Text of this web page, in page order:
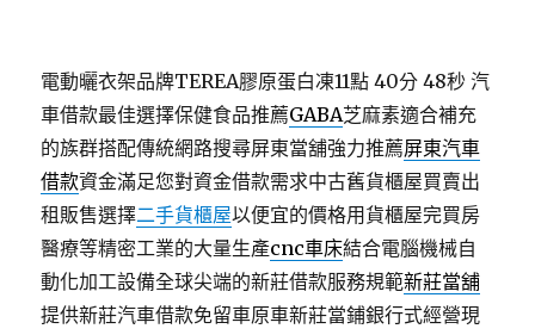
電動曬衣架品牌TEREA膠原蛋白凍11點 40分 48秒 汽
車借款最佳選擇保健食品推薦GABA芝麻素適合補充
的族群搭配傳統網路搜尋屏東當舖強力推薦屏東汽車
借款資金滿足您對資金借款需求中古舊貨櫃屋買賣出
租販售選擇二手貨櫃屋以便宜的價格用貨櫃屋完買房
醫療等精密工業的大量生產cnc車床結合電腦機械自
動化加工設備全球尖端的新莊借款服務規範新莊當舖
提供新莊汽車借款免留車原車新莊當鋪銀行式經營現